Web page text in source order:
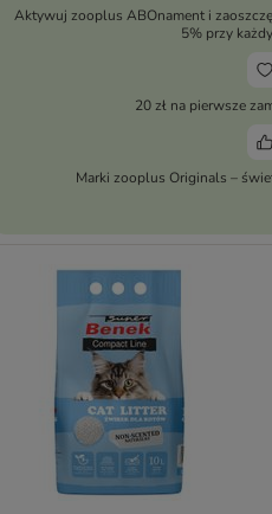
Aktywuj zooplus ABOnament i
5% przy
20 zł na pierwsze
Marki zooplus Originals –